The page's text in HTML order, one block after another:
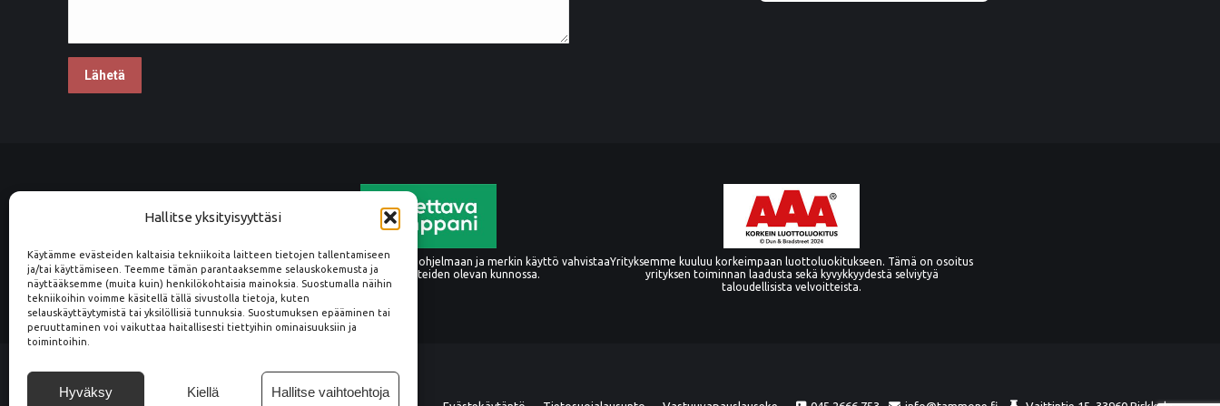
Hallitse yksityisyyttäsi
Käytämme evästeiden kaltaisia tekniikoita laitteen tietojen tallentamiseen
ja/tai käyttämiseen. Teemme tämän parantaaksemme selauskokemusta ja
näyttääksemme (muita kuin) henkilökohtaisia mainoksia. Suostumalla näihin
tekniikoihin voimme käsitellä tällä sivustolla tietoja, kuten
selauskäyttäytymistä tai yksilöllisiä tunnuksia. Suostumuksen epääminen tai
peruuttaminen voi vaikuttaa haitallisesti tiettyihin ominaisuuksiin ja
toimintoihin.
Hyväksy Kiellä Hallitse vaihtoehtoja
Kuulumme Luotettava Kumppani ohjelmaan ja merkin käyttö vahvistaa
tilaajavastuuvelvoitteiden olevan kunnossa.
Yrityksemme kuuluu korkeimpaan luottoluokitukseen. Tämä on osoitus
yrityksen toiminnan laadusta sekä kyvykkyydestä selviytyä
taloudellisista velvoitteista.